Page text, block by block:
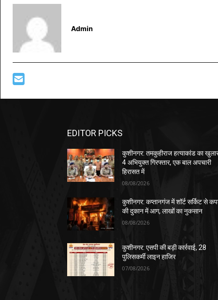
Admin
EDITOR PICKS
कुशीनगर: तमकुहीराज हत्याकांड का
4 अभियुक्त गिरफ्तार, एक बाल अपचारी
हिरासत में
08/08/2026
कुशीनगर: कप्तानगंज में शॉर्ट सर्किट से
की दुकान में आग, लाखों का नुकसान
08/08/2026
कुशीनगर: एसपी की बड़ी कार्रवाई, 28
पुलिसकर्मी लाइन हाजिर
07/08/2026